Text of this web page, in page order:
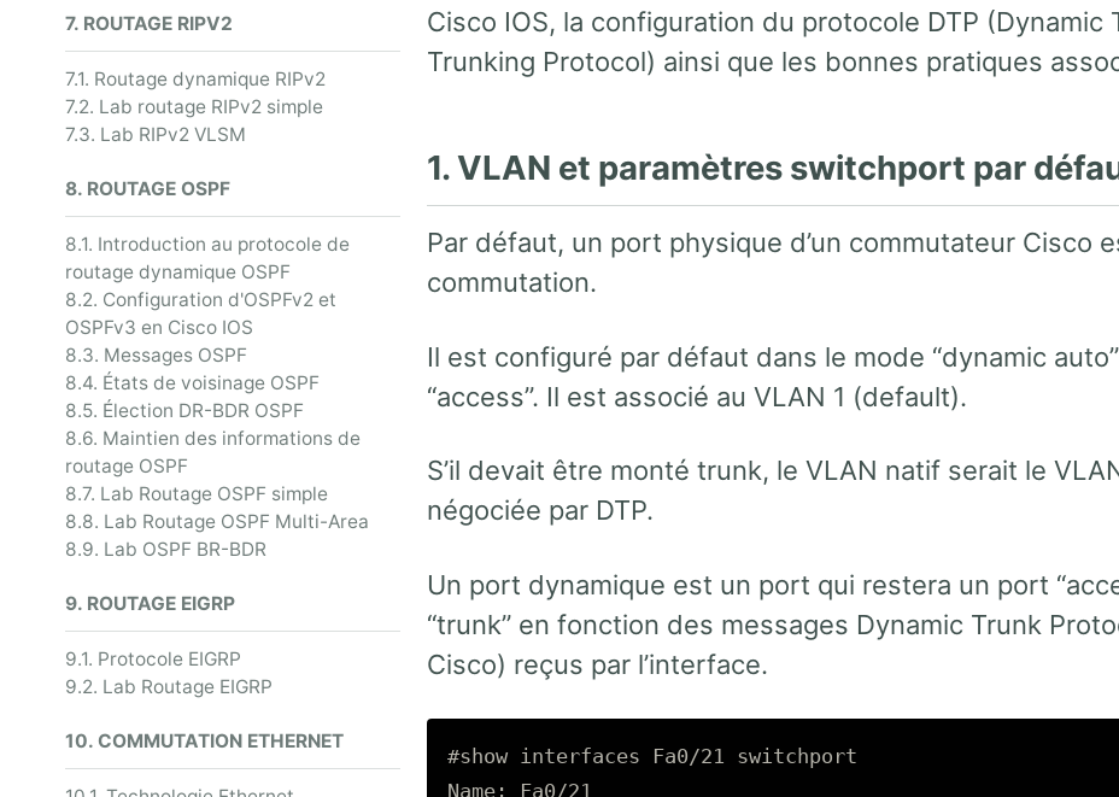
7. ROUTAGE RIPV2
7.1. Routage dynamique RIPv2
7.2. Lab routage RIPv2 simple
7.3. Lab RIPv2 VLSM
8. ROUTAGE OSPF
8.1. Introduction au protocole de
routage dynamique OSPF
8.2. Configuration d'OSPFv2 et
OSPFv3 en Cisco IOS
8.3. Messages OSPF
8.4. États de voisinage OSPF
8.5. Élection DR-BDR OSPF
8.6. Maintien des informations de
routage OSPF
8.7. Lab Routage OSPF simple
8.8. Lab Routage OSPF Multi-Area
8.9. Lab OSPF BR-BDR
9. ROUTAGE EIGRP
9.1. Protocole EIGRP
9.2. Lab Routage EIGRP
10. COMMUTATION ETHERNET
Cisco IOS, la configuration du protocole DTP (Dynamic
Trunking Protocol) ainsi que les bonnes pratiques
1. VLAN et paramètres switchport par
Par défaut, un port physique d’un commutateur Cisco
commutation.
Il est configuré par défaut dans le mode “dynamic
“access”. Il est associé au VLAN 1 (default).
S’il devait être monté trunk, le VLAN natif serait le
négociée par DTP.
Un port dynamique est un port qui restera un port
“trunk” en fonction des messages Dynamic Trunk
Cisco) reçus par l’interface.
#show interfaces Fa0/21 switchport
Name: Fa0/21